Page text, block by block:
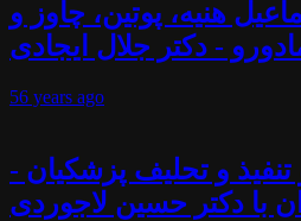
هنیه، پوتین، چاوز و
- دکتر جلال ایجادی
56 years ago
تنفیذ و تحلیف پزشکیان -
با دکتر حسین لاجوردی